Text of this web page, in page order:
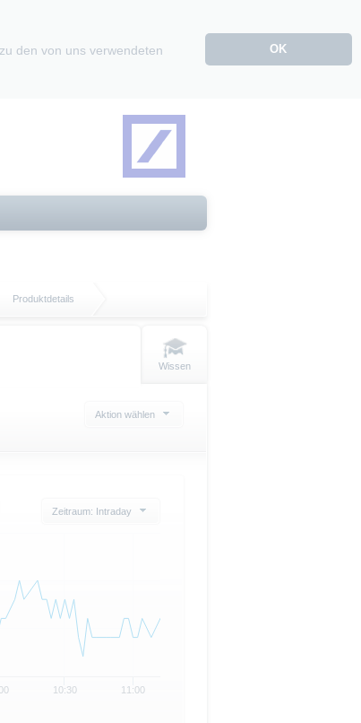
den von uns verwendeten
OK
Produktdetails
Wissen
Aktion wählen
Zeitraum: Intraday
10:30 11:00